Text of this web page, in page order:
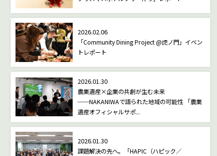
2026.02.06
「Community Dining Project @虎ノ門」イベン
トレポート
2026.01.30
農業遺産×企業の共創が生む未来
──NAKANIWAで語られた地域の可能性 「農業
遺産オフィシャルサポ...
2026.01.30
課題解決の先へ。「HAPIC（ハピック／